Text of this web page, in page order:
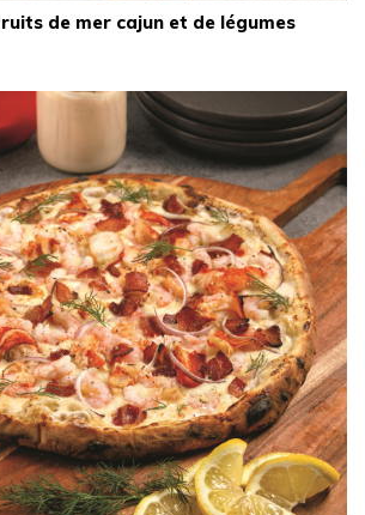
de mer cajun et de légumes